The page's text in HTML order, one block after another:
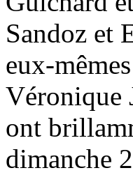
Sandoz et
eux-
Véronique
ont
dimanche